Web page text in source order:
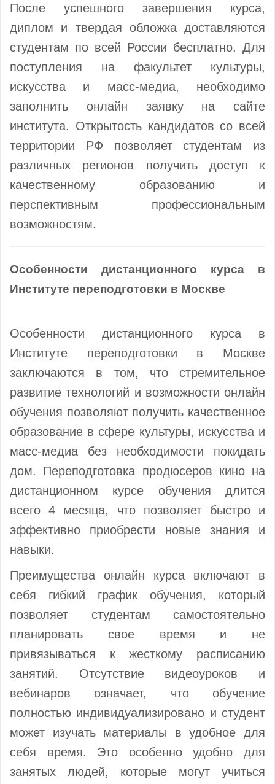
После успешного завершения курса,
диплом и твердая обложка доставляются
студентам по всей России бесплатно. Для
поступления на факультет культуры,
искусства и масс-медиа, необходимо
заполнить онлайн заявку на сайте
института. Открытость кандидатов со всей
территории РФ позволяет студентам из
различных регионов получить доступ к
качественному образованию и
перспективным профессиональным
возможностям.
Особенности дистанционного курса в
Институте переподготовки в Москве
Особенности дистанционного курса в
Институте переподготовки в Москве
заключаются в том, что стремительное
развитие технологий и возможности онлайн
обучения позволяют получить качественное
образование в сфере культуры, искусства и
масс-медиа без необходимости покидать
дом. Переподготовка продюсеров кино на
дистанционном курсе обучения длится
всего 4 месяца, что позволяет быстро и
эффективно приобрести новые знания и
навыки.
Преимущества онлайн курса включают в
себя гибкий график обучения, который
позволяет студентам самостоятельно
планировать свое время и не
привязываться к жесткому расписанию
занятий. Отсутствие видеоуроков и
вебинаров означает, что обучение
полностью индивидуализировано и студент
может изучать материалы в удобное для
себя время. Это особенно удобно для
занятых людей, которые могут учиться